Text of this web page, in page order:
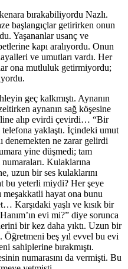
bırakabiliyordu Nazlı.
başlangıçlar getirirken onun
Yaşananlar usanç ve
kapı aralıyordu. Onun
ve umutları vardı. Her
ona mutluluk getirmiyordu;
geç kalkmıştı. Aynanın
aynanın sağ köşesine
alıp evirdi çevirdi… “Bir
telefona yaklaştı. İçindeki umut
denemekten ne zarar gelirdi
yine düşmedi; tam
Kulaklarına
uzun bir ses kulaklarını
bu yeterli miydi? Her şeye
meşakkatli hayat ona bunu
Karşıdaki yaşlı ve kısık bir
evi mi?” diye sorunca
bir kez daha yıktı. Uzun bir
Öğretmeni beş yıl evvel bu evi
sahiplerine bırakmıştı.
numarasını da vermişti. Bu